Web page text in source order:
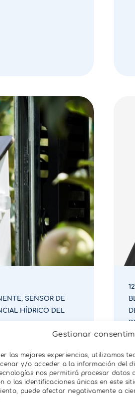
Gestionar
las mejores experiencias, utilizamos
y/o acceder a la información del
nos permitirá procesar datos
o las identificaciones únicas en este
puede afectar negativamente a
, SENSOR DE
HÍDRICO DEL
del suelo